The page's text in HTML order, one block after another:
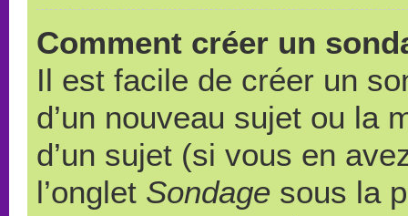
Comment créer un
Il est facile de créer un
d’un nouveau sujet ou la
d’un sujet (si vous en
l’onglet Sondage sous la